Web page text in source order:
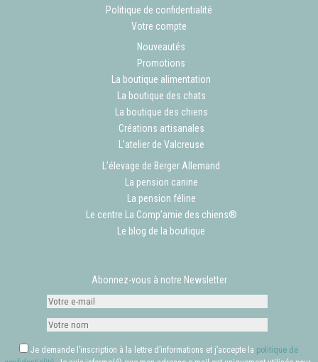
Politique de confidentialité
Votre compte
Nouveautés
Promotions
La boutique alimentation
La boutique des chats
La boutique des chiens
Créations artisanales
L’atelier de Valcreuse
L’élevage de Berger Allemand
La pension canine
La pension féline
Le centre La Comp’amie des chiens®
Le blog de la boutique
Abonnez-vous à notre Newsletter
Je demande l’inscription à la lettre d’informations et j’accepte la politique de